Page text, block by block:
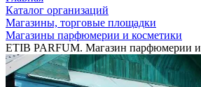
Каталог организаций
Магазины, торговые площадки
Магазины парфюмерии и косметики
ETIB PARFUM. Магазин парфюмерии и